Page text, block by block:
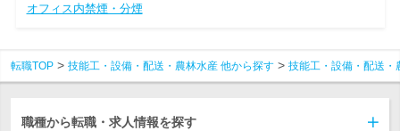
オフィス内禁煙・分煙
転職TOP 技能工・設備・配送・農林水産 他から探す 技能工・設備・配送・
職種から転職・求人情報を探す